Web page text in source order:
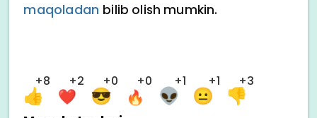
maqoladan bilib olish mumkin.
+8 +2 +0 +0 +1 +1 +3